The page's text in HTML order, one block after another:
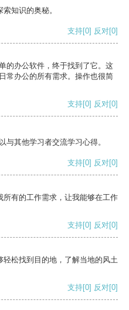
知识的奥秘。
支持[0] 反对[0]
的办公软件，终于找到了它。这
常办公的所有需求。操作也很简
支持[0] 反对[0]
与其他学习者交流学习心得。
支持[0] 反对[0]
有的工作需求，让我能够在工作
支持[0] 反对[0]
松找到目的地，了解当地的风土
支持[0] 反对[0]